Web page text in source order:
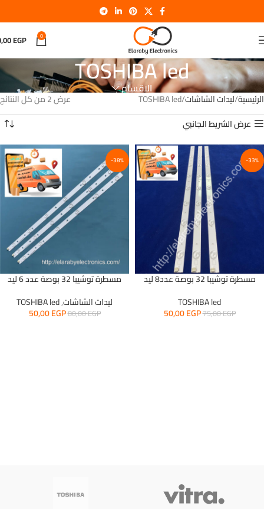
0
EGP
TOSHIBA led
الاقسام
الرئيسية ليدات الشاشات TOSHIBA led
عرض ⁦2⁩ من كل النتائج
عرض الشريط الجانبي
-33%
مسطرة توشيبا 32 بوصة عدد8 ليد
TOSHIBA led
75,00EGP
50,00EGP
-38%
مسطرة توشيبا 32 بوصة عدد 6 ليد
ليدات الشاشات,
TOSHIBA led
80,00EGP
50,00EGP